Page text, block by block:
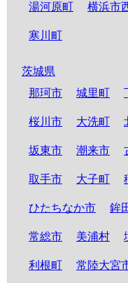
湯河原町 横浜市
寒川町
茨城県
那珂市
城里町
桜川市 大洗町
坂東市 潮来市
取手市 大子町
ひたちなか市 鉾
常総市 美浦村
利根町 常陸大宮